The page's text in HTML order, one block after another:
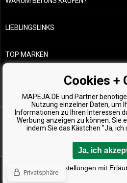
Übersicht über
Rückgabe von Waren
LIEBLINGSLINKS
Unsere Geschichte
Kostenlose
TOP MARKEN
Kérastase
Wella
Zenz Organic
Copyright © 2026 Mapeja.de,
Cookies +
MAPEJA.DE und Partner
Nutzung einzelner Daten, um
Informationen zu Ihren Interessen
Werbung anzeigen zu können. Sie
indem Sie das Kästchen "Ja, ich
Ja, ich
Detaillierte Einstellungen mit
Privatsphäre